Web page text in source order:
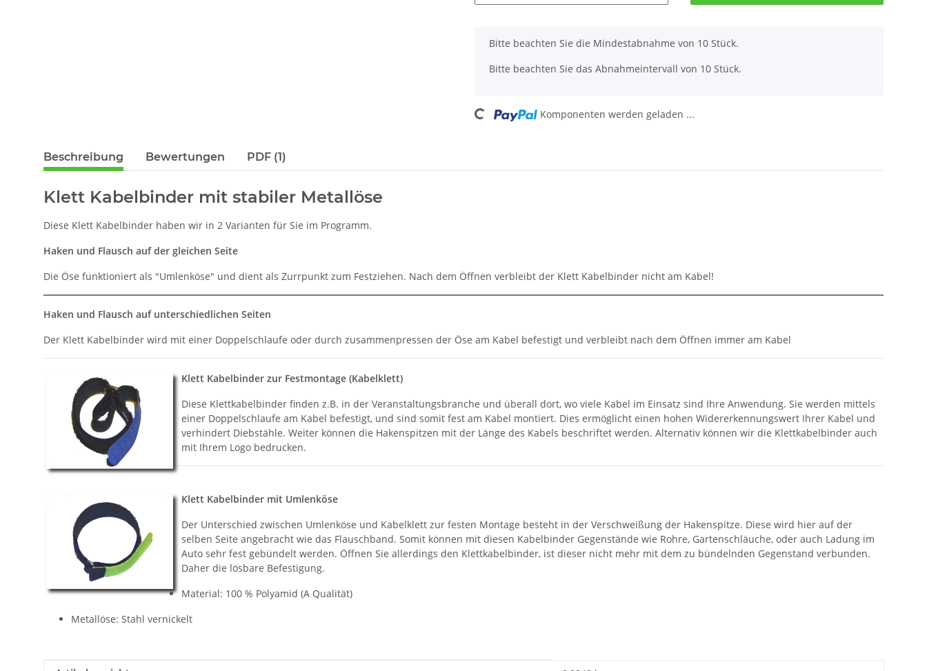
x
Bitte beachten Sie die Mindestabnahme von 10 Stück.
Bitte beachten Sie das Abnahmeintervall von 10 Stück.
Loading... Komponenten werden geladen ...
Beschreibung Bewertungen PDF (1)
Klett Kabelbinder mit stabiler Metallöse
Diese Klett Kabelbinder haben wir in 2 Varianten für Sie im Programm.
Haken und Flausch auf der gleichen Seite
Die Öse funktioniert als "Umlenköse" und dient als Zurrpunkt zum Festziehen. Nach dem Öffnen verbleibt der Klett Kabelbinder nicht am Kabel!
Haken und Flausch auf unterschiedlichen Seiten
Der Klett Kabelbinder wird mit einer Doppelschlaufe oder durch zusammenpressen der Öse am Kabel befestigt und verbleibt nach dem Öffnen immer am Kabel
Klett Kabelbinder zur Festmontage (Kabelklett)
Diese Klettkabelbinder finden z.B. in der Veranstaltungsbranche und überall dort, wo viele Kabel im Einsatz sind Ihre Anwendung. Sie werden mittels
einer Doppelschlaufe am Kabel befestigt, und sind somit fest am Kabel montiert. Dies ermöglicht einen hohen Widererkennungswert Ihrer Kabel und
verhindert Diebstähle. Weiter können die Hakenspitzen mit der Länge des Kabels beschriftet werden. Alternativ können wir die Klettkabelbinder auch
mit Ihrem Logo bedrucken.
Klett Kabelbinder mit Umlenköse
Der Unterschied zwischen Umlenköse und Kabelklett zur festen Montage besteht in der Verschweißung der Hakenspitze. Diese wird hier auf der
selben Seite angebracht wie das Flauschband. Somit können mit diesen Kabelbinder Gegenstände wie Rohre, Gartenschläuche, oder auch Ladung im
Auto sehr fest gebündelt werden. Öffnen Sie allerdings den Klettkabelbinder, ist dieser nicht mehr mit dem zu bündelnden Gegenstand verbunden.
Daher die lösbare Befestigung.
Material: 100 % Polyamid (A Qualität)
Metallöse: Stahl vernickelt